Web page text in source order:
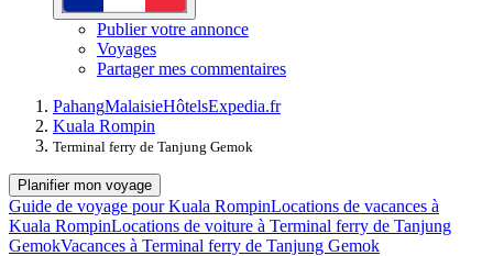
Publier votre annonce
Voyages
Partager mes commentaires
PahangMalaisieHôtelsExpedia.fr
Kuala Rompin
Terminal ferry de Tanjung Gemok
Planifier mon voyage
Guide de voyage pour Kuala RompinLocations de vacances à
Kuala RompinLocations de voiture à Terminal ferry de Tanjung
GemokVacances à Terminal ferry de Tanjung Gemok